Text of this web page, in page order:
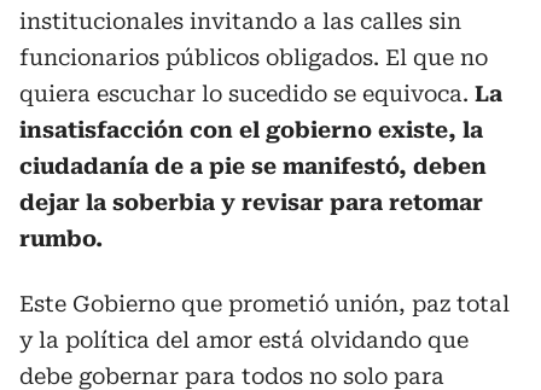
institucionales invitando a las calles sin
funcionarios públicos obligados. El que no
quiera escuchar lo sucedido se equivoca. La
insatisfacción con el gobierno existe, la
ciudadanía de a pie se manifestó, deben
dejar la soberbia y revisar para retomar
rumbo.
Este Gobierno que prometió unión, paz total
y la política del amor está olvidando que
debe gobernar para todos no solo para